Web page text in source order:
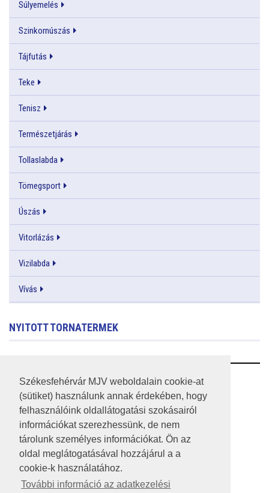
Székesfehérvár MJV weboldalain cookie-at
(sütiket) használunk annak érdekében, hogy
felhasználóink oldallátogatási szokásairól
információkat szerezhessünk, de nem
tárolunk személyes információkat. Ön az
oldal meglátogatásával hozzájárul a a
cookie-k használatához.
További információ az adatkezelési
Súlyemelés
Szinkornúszás
Tájfutás
Teke
Tenisz
Természetjárás
Tollaslabda
Tömegsport
Úszás
Vitorlázás
Vizilabda
Vívás
NYITOTT TORNATERMEK
RSS
A HONLAP 2017.03.31-I ÁLLAPOTA
JOGI NYILATKOZAT
IMPRESSZUM